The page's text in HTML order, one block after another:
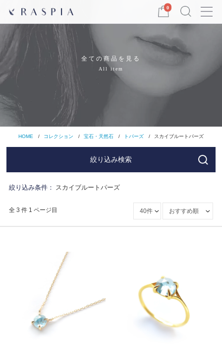
Menu
0
全ての商品を見る
All item
HOME コレクション 宝石・天然石 トパーズ スカイブルートパーズ
絞り込み検索
絞り込み条件： スカイブルートパーズ
全 3 件 1 ページ目